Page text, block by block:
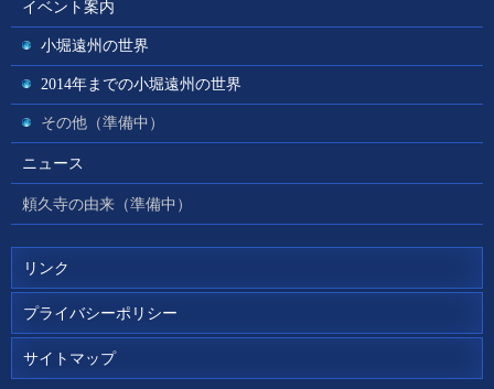
イベント案内
小堀遠州の世界
2014年までの小堀遠州の世界
その他（準備中）
ニュース
頼久寺の由来（準備中）
リンク
プライバシーポリシー
サイトマップ